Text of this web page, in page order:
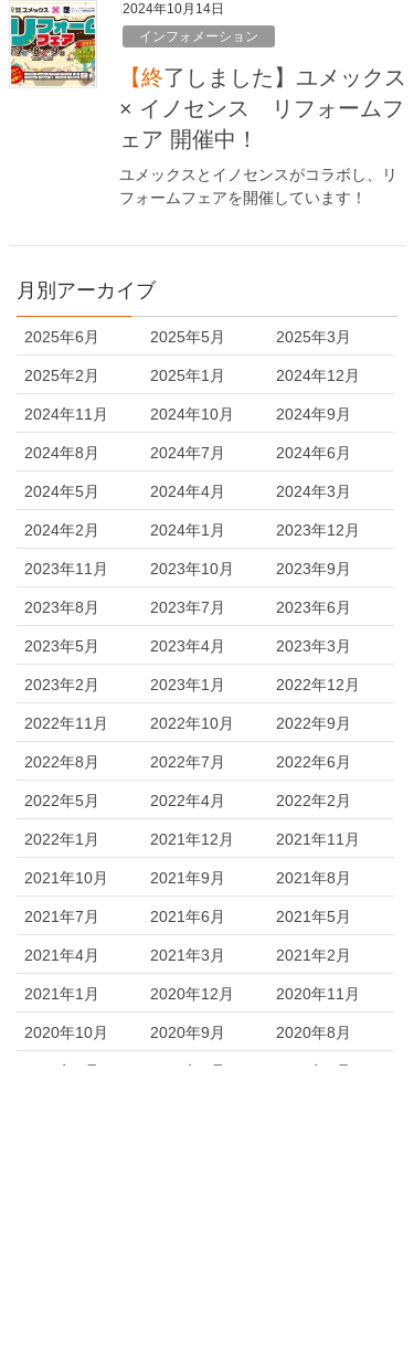
2024年10月14日
インフォメーション
【終了しました】ユメックス
× イノセンス リフォームフ
ェア 開催中！
ユメックスとイノセンスがコラボし、リ
フォームフェアを開催しています！
月別アーカイブ
2025年6月 2025年5月 2025年3月
2025年2月 2025年1月 2024年12月
2024年11月 2024年10月 2024年9月
2024年8月 2024年7月 2024年6月
2024年5月 2024年4月 2024年3月
2024年2月 2024年1月 2023年12月
2023年11月 2023年10月 2023年9月
2023年8月 2023年7月 2023年6月
2023年5月 2023年4月 2023年3月
2023年2月 2023年1月 2022年12月
2022年11月 2022年10月 2022年9月
2022年8月 2022年7月 2022年6月
2022年5月 2022年4月 2022年2月
2022年1月 2021年12月 2021年11月
2021年10月 2021年9月 2021年8月
2021年7月 2021年6月 2021年5月
2021年4月 2021年3月 2021年2月
2021年1月 2020年12月 2020年11月
2020年10月 2020年9月 2020年8月
2020年7月 2020年6月 2020年5月